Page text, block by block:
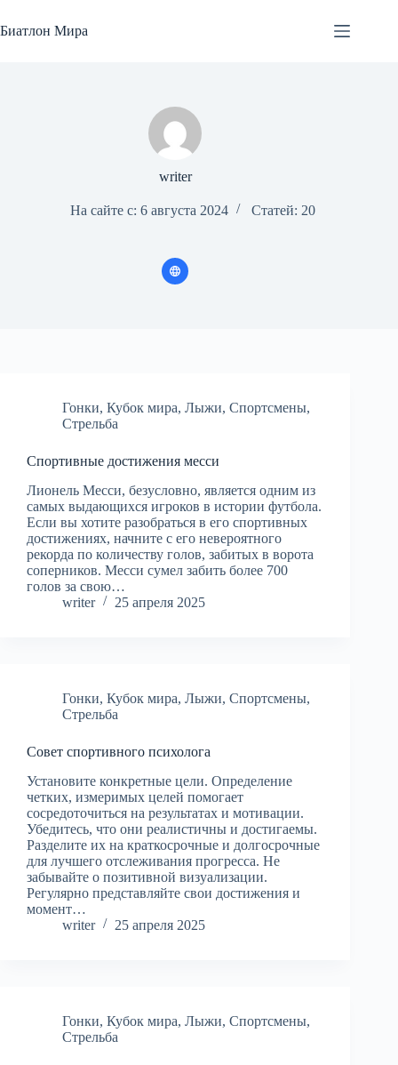
к
сути
Биатлон Мира
writer
На сайте с: 6 августа 2024 Статей: 20
Гонки, Кубок мира, Лыжи, Спортсмены,
Стрельба
Спортивные достижения месси
Лионель Месси, безусловно, является одним из
самых выдающихся игроков в истории футбола.
Если вы хотите разобраться в его спортивных
достижениях, начните с его невероятного
рекорда по количеству голов, забитых в ворота
соперников. Месси сумел забить более 700
голов за свою…
writer
25 апреля 2025
Гонки, Кубок мира, Лыжи, Спортсмены,
Стрельба
Совет спортивного психолога
Установите конкретные цели. Определение
четких, измеримых целей помогает
сосредоточиться на результатах и мотивации.
Убедитесь, что они реалистичны и достигаемы.
Разделите их на краткосрочные и долгосрочные
для лучшего отслеживания прогресса. Не
забывайте о позитивной визуализации.
Регулярно представляйте свои достижения и
момент…
writer
25 апреля 2025
Гонки, Кубок мира, Лыжи, Спортсмены,
Стрельба